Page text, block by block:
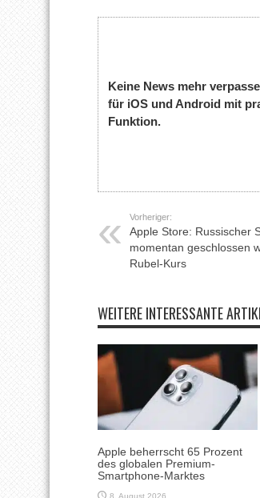
Keine News mehr
für iOS und Android mit
Funktion.
Vorheriger:
Apple Store: Russischer
momentan geschlossen
Rubel-Kurs
WEITERE INTERESSANTE
Apple beherrscht 65 Prozent
des globalen Premium-
Smartphone-Marktes
8. August 2026